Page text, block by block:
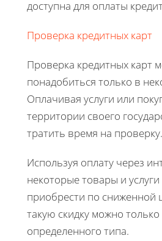
доступна для оплаты
Проверка кредитных карт
Проверка кредитных карт
понадобиться только в
Оплачивая услуги или
территории своего
тратить время на проверку.
Используя оплату через
некоторые товары и
приобрести по сниженной
такую скидку можно
определенного типа.